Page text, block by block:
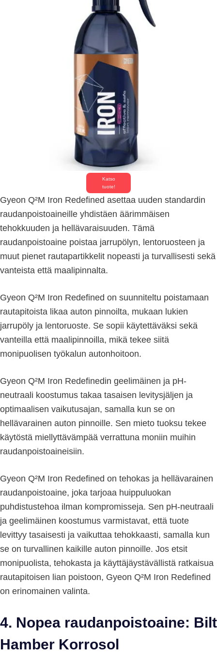
Katso
tuote!
Gyeon Q²M Iron Redefined asettaa uuden standardin
raudanpoistoaineille yhdistäen äärimmäisen
tehokkuuden ja hellävaraisuuden. Tämä
raudanpoistoaine poistaa jarrupölyn, lentoruosteen ja
muut pienet rautapartikkelit nopeasti ja turvallisesti sekä
vanteista että maalipinnalta.
Gyeon Q²M Iron Redefined on suunniteltu poistamaan
rautapitoista likaa auton pinnoilta, mukaan lukien
jarrupöly ja lentoruoste. Se sopii käytettäväksi sekä
vanteilla että maalipinnoilla, mikä tekee siitä
monipuolisen työkalun autonhoitoon.
Gyeon Q²M Iron Redefinedin geelimäinen ja pH-
neutraali koostumus takaa tasaisen levitysjäljen ja
optimaalisen vaikutusajan, samalla kun se on
hellävarainen auton pinnoille. Sen mieto tuoksu tekee
käytöstä miellyttävämpää verrattuna moniin muihin
raudanpoistoaineisiin.
Gyeon Q²M Iron Redefined on tehokas ja hellävarainen
raudanpoistoaine, joka tarjoaa huippuluokan
puhdistustehoa ilman kompromisseja. Sen pH-neutraali
ja geelimäinen koostumus varmistavat, että tuote
levittyy tasaisesti ja vaikuttaa tehokkaasti, samalla kun
se on turvallinen kaikille auton pinnoille. Jos etsit
monipuolista, tehokasta ja käyttäjäystävällistä ratkaisua
rautapitoisen lian poistoon, Gyeon Q²M Iron Redefined
on erinomainen valinta.
4. Nopea raudanpoistoaine: Bilt
Hamber Korrosol